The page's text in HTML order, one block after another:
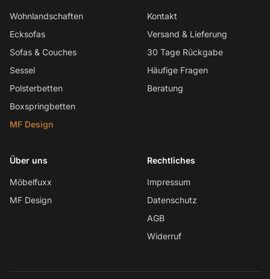
Wohnlandschaften
Ecksofas
Sofas & Couches
Sessel
Polsterbetten
Boxspringbetten
MF Design
Kontakt
Versand & Lieferung
30 Tage Rückgabe
Häufige Fragen
Beratung
Über uns
Möbelfuxx
MF Design
Rechtliches
Impressum
Datenschutz
AGB
Widerruf